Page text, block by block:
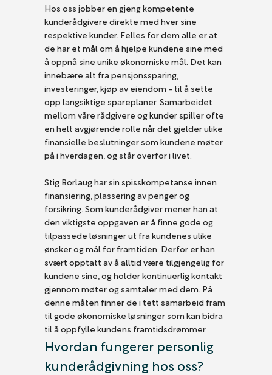
Hos oss jobber en gjeng kompetente
kunderådgivere direkte med hver sine
respektive kunder. Felles for dem alle er at
de har et mål om å hjelpe kundene sine med
å oppnå sine unike økonomiske mål. Det kan
innebære alt fra pensjonssparing,
investeringer, kjøp av eiendom - til å sette
opp langsiktige spareplaner. Samarbeidet
mellom våre rådgivere og kunder spiller ofte
en helt avgjørende rolle når det gjelder ulike
finansielle beslutninger som kundene møter
på i hverdagen, og står overfor i livet.
Stig Borlaug har sin spisskompetanse innen
finansiering, plassering av penger og
forsikring. Som kunderådgiver mener han at
den viktigste oppgaven er å finne gode og
tilpassede løsninger ut fra kundenes ulike
ønsker og mål for framtiden. Derfor er han
svært opptatt av å alltid være tilgjengelig for
kundene sine, og holder kontinuerlig kontakt
gjennom møter og samtaler med dem. På
denne måten finner de i tett samarbeid fram
til gode økonomiske løsninger som kan bidra
til å oppfylle kundens framtidsdrømmer.
Hvordan fungerer personlig
kunderådgivning hos oss?